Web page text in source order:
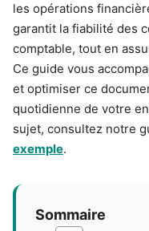
les opérations
garantit la fiabilité des
comptable, tout en
Ce guide vous
et optimiser ce
quotidienne de votre
sujet, consultez notre
exemple.
Sommaire